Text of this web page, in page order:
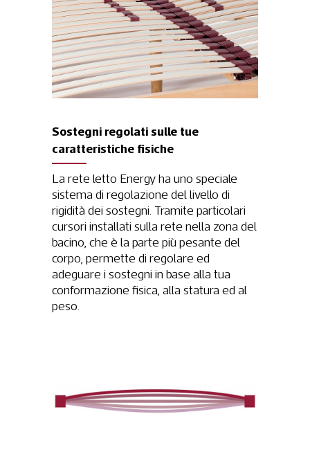
Sostegni regolati sulle tue
caratteristiche fisiche
La rete letto Energy ha uno speciale
sistema di regolazione del livello di
rigidità dei sostegni. Tramite particolari
cursori installati sulla rete nella zona del
bacino, che è la parte più pesante del
corpo, permette di regolare ed
adeguare i sostegni in base alla tua
conformazione fisica, alla statura ed al
peso.